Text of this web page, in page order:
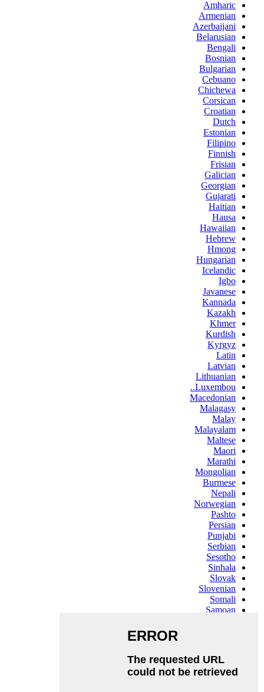
Amharic
Armenian
Azerbaijani
Belarusian
Bengali
Bosnian
Bulgarian
Cebuano
Chichewa
Corsican
Croatian
Dutch
Estonian
Filipino
Finnish
Frisian
Galician
Georgian
Gujarati
Haitian
Hausa
Hawaiian
Hebrew
Hmong
Hungarian
Icelandic
Igbo
Javanese
Kannada
Kazakh
Khmer
Kurdish
Kyrgyz
Latin
Latvian
Lithuanian
Luxembou..
Macedonian
Malagasy
Malay
Malayalam
Maltese
Maori
Marathi
Mongolian
Burmese
Nepali
Norwegian
Pashto
Persian
Punjabi
Serbian
Sesotho
Sinhala
Slovak
Slovenian
Somali
Samoan
Swahili
Tajik